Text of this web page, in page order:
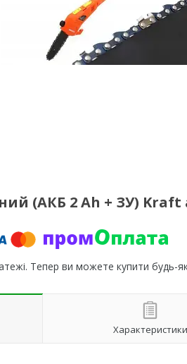
(АКБ 2 Ah + ЗУ) Kraft
Тепер ви можете купити будь-
Характеристики